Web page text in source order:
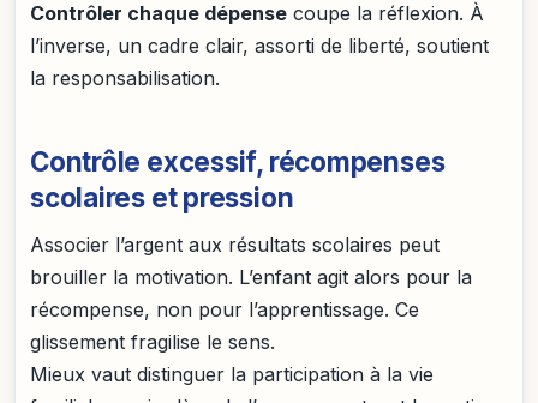
Contrôler chaque dépense coupe la réflexion. À
l’inverse, un cadre clair, assorti de liberté, soutient
la responsabilisation.
Contrôle excessif, récompenses
scolaires et pression
Associer l’argent aux résultats scolaires peut
brouiller la motivation. L’enfant agit alors pour la
récompense, non pour l’apprentissage. Ce
glissement fragilise le sens.
Mieux vaut distinguer la participation à la vie